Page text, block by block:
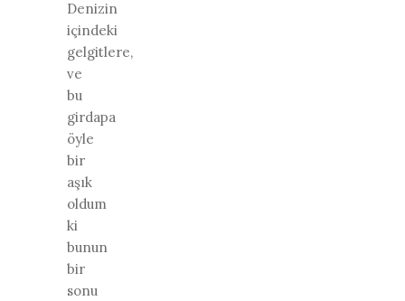
Denizin
içindeki
gelgitlere,
ve
bu
girdapa
öyle
bir
aşık
oldum
ki
bunun
bir
sonu